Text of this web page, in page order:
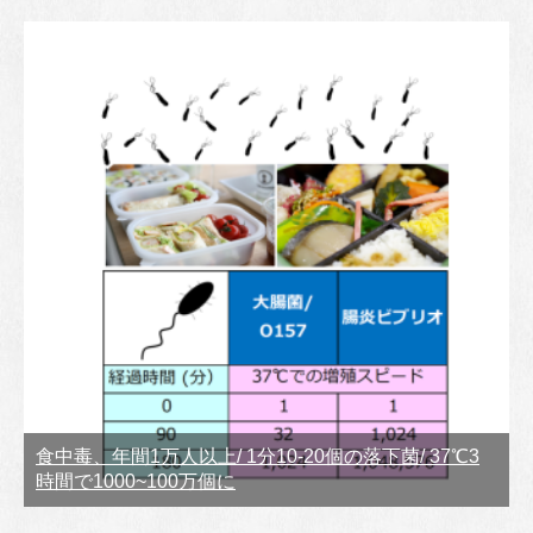
食中毒、年間1万人以上/ 1分10-20個の落下菌/ 37℃3
時間で1000~100万個に